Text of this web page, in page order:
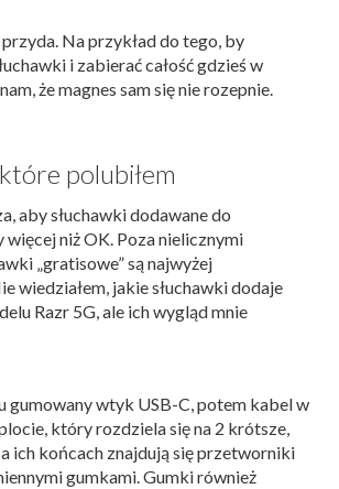
Na przykład do tego, by
i zabierać całość gdzieś w
że magnes sam się nie rozepnie.
polubiłem
aby słuchawki dodawane do
więcej niż OK. Poza nielicznymi
„gratisowe” są najwyżej
wiedziałem, jakie słuchawki dodaje
Razr 5G, ale ich wygląd mnie
gumowany wtyk USB-C, potem kabel w
który rozdziela się na 2 krótsze,
ich końcach znajdują się przetworniki
gumkami. Gumki również